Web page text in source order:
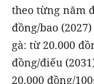
theo từng năm
đồng/bao
gà: từ 20.000
đồng/điếu
20.000 đồng/